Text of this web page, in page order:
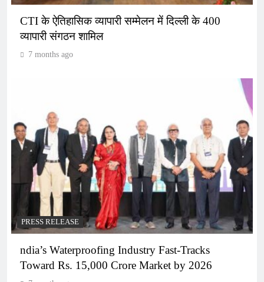
CTI के ऐतिहासिक व्यापारी सम्मेलन में दिल्ली के 400
व्यापारी संगठन शामिल
7 months ago
PRESS RELEASE
ndia’s Waterproofing Industry Fast-Tracks
Toward Rs. 15,000 Crore Market by 2026